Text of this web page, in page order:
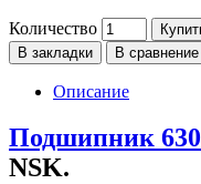
Количество
В закладки
В сравнение
Описание
Подшипник
NSK.